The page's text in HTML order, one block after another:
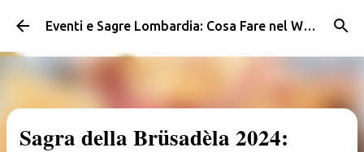
Passa ai contenuti principali Eventi e Sagre Lombardia: Cosa Fare nel Weekend | Weekendidea
Sagra della Brüsadèla 2024: